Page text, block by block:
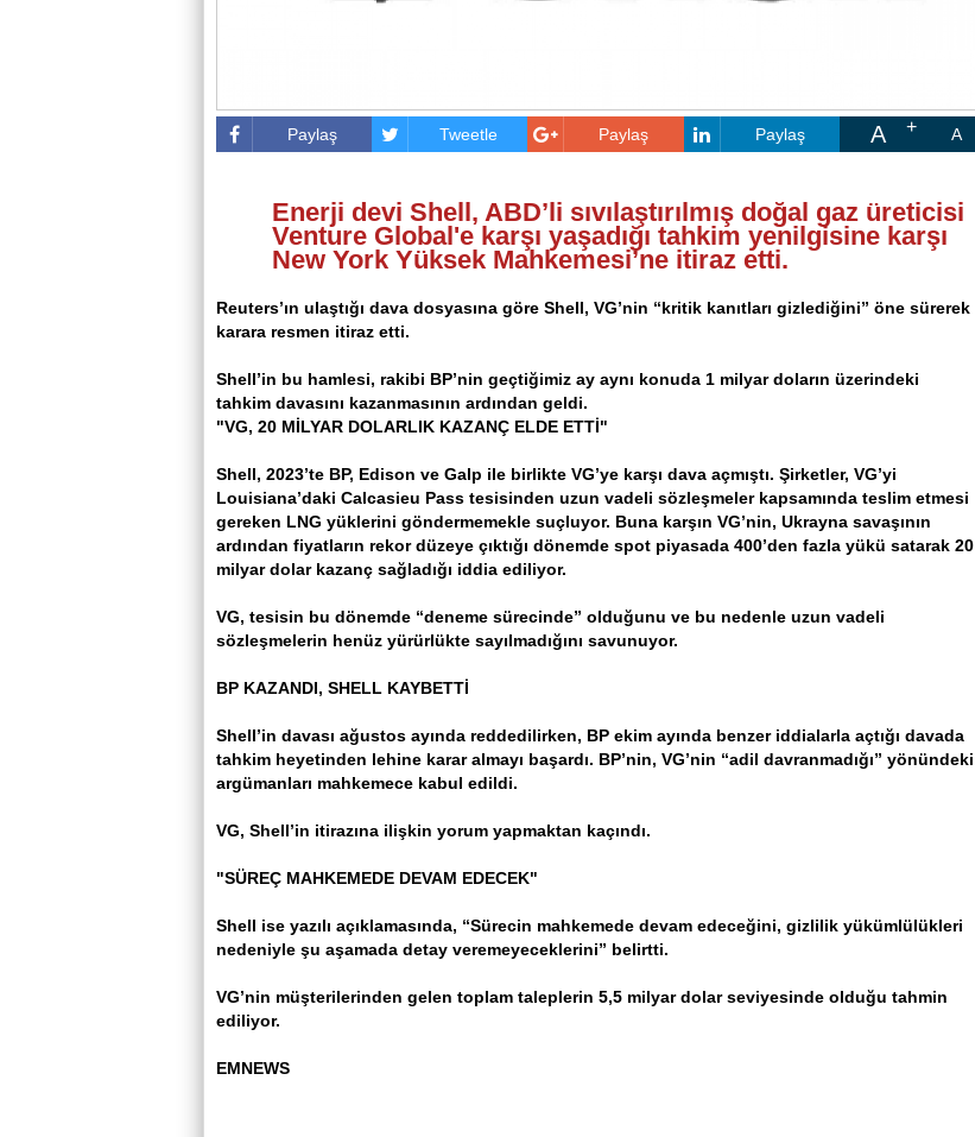
Paylaş Tweetle Paylaş Paylaş A A
Enerji devi Shell, ABD’li sıvılaştırılmış doğal gaz üreticisi
Venture Global'e karşı yaşadığı tahkim yenilgisine karşı
New York Yüksek Mahkemesi’ne itiraz etti.
Reuters’ın ulaştığı dava dosyasına göre Shell, VG’nin “kritik kanıtları gizlediğini” öne sürerek
karara resmen itiraz etti.
Shell’in bu hamlesi, rakibi BP’nin geçtiğimiz ay aynı konuda 1 milyar doların üzerindeki
tahkim davasını kazanmasının ardından geldi.
"VG, 20 MİLYAR DOLARLIK KAZANÇ ELDE ETTİ"
Shell, 2023’te BP, Edison ve Galp ile birlikte VG’ye karşı dava açmıştı. Şirketler, VG’yi
Louisiana’daki Calcasieu Pass tesisinden uzun vadeli sözleşmeler kapsamında teslim etmesi
gereken LNG yüklerini göndermemekle suçluyor. Buna karşın VG’nin, Ukrayna savaşının
ardından fiyatların rekor düzeye çıktığı dönemde spot piyasada 400’den fazla yükü satarak 20
milyar dolar kazanç sağladığı iddia ediliyor.
VG, tesisin bu dönemde “deneme sürecinde” olduğunu ve bu nedenle uzun vadeli
sözleşmelerin henüz yürürlükte sayılmadığını savunuyor.
BP KAZANDI, SHELL KAYBETTİ
Shell’in davası ağustos ayında reddedilirken, BP ekim ayında benzer iddialarla açtığı davada
tahkim heyetinden lehine karar almayı başardı. BP’nin, VG’nin “adil davranmadığı” yönündeki
argümanları mahkemece kabul edildi.
VG, Shell’in itirazına ilişkin yorum yapmaktan kaçındı.
"SÜREÇ MAHKEMEDE DEVAM EDECEK"
Shell ise yazılı açıklamasında, “Sürecin mahkemede devam edeceğini, gizlilik yükümlülükleri
nedeniyle şu aşamada detay veremeyeceklerini” belirtti.
VG’nin müşterilerinden gelen toplam taleplerin 5,5 milyar dolar seviyesinde olduğu tahmin
ediliyor.
EMNEWS